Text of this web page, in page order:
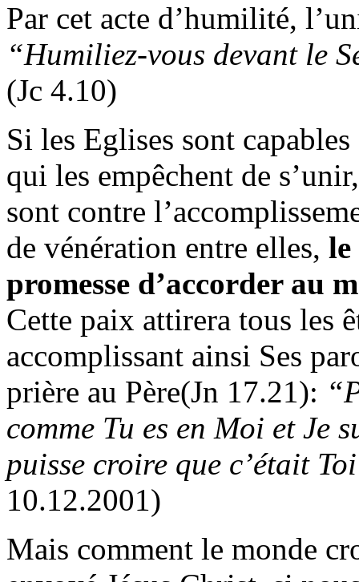
Par cet acte d’humilité,
“Humiliez-vous devant le
(Jc 4.10)
Si les Eglises sont
qui les empêchent de
sont contre
de vénération entre elles, le
promesse d’accorder au
Cette paix attirera tous les
accomplissant ainsi Ses
prière au Père(Jn 17.21):
comme Tu es en Moi et Je
puisse croire que c’était
10.12.2001)
Mais comment le monde